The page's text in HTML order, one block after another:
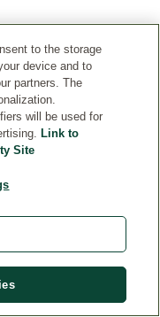
to the storage
device and to
partners. The
will be used for
Link to
Site